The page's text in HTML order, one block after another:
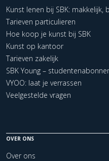
Kunst lenen bij SBK:
Tarieven particulieren
Hoe koop je kunst bij SBK
Kunst op kantoor
Tarieven zakelijk
SBK Young –
VYOO: laat je verrassen
Veelgestelde vragen
OVER ONS
Over ons